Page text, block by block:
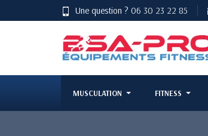
Une question ? 06 30 23 22 85
MUSCULATION FITNESS